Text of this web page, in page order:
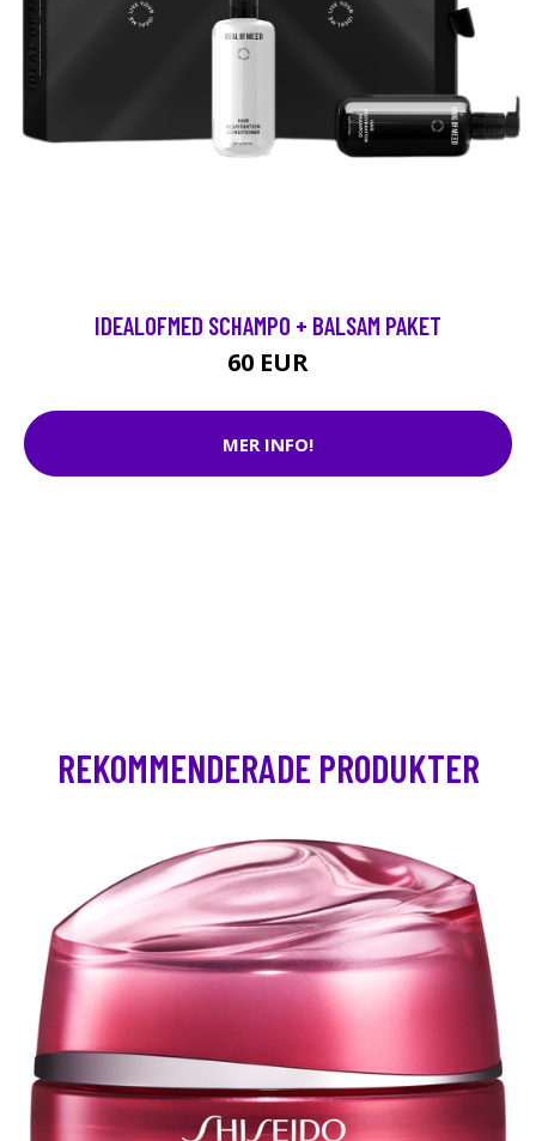
IDEALOFMED SCHAMPO + BALSAM PAKET
60 EUR
MER INFO!
REKOMMENDERADE PRODUKTER